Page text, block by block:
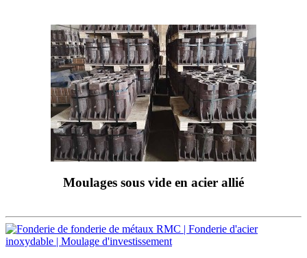
Moulages sous vide en acier allié